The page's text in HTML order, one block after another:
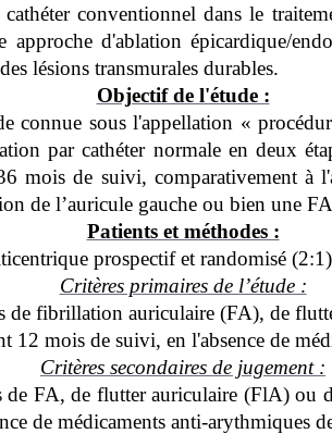
conventionnel dans le
d'ablation épicardique/
lésions transmurales durables.
Objectif de l'étude :
connue sous l'appellation «
par cathéter normale en deux
de suivi, comparativement à
de l’auricule gauche ou bien une
Patients et méthodes :
prospectif et randomisé
Critères primaires de l’étude :
de fibrillation auriculaire (FA), de
12 mois de suivi, en l'absence de
Critères secondaires de jugement :
de FA, de flutter auriculaire (FlA) ou
de médicaments anti-arythmiques